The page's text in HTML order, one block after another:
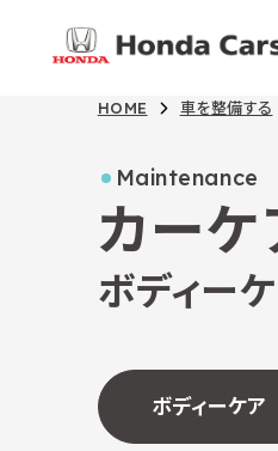
HOME 車を整備する
Maintenance
カーケ
ボディー
ボディーケア